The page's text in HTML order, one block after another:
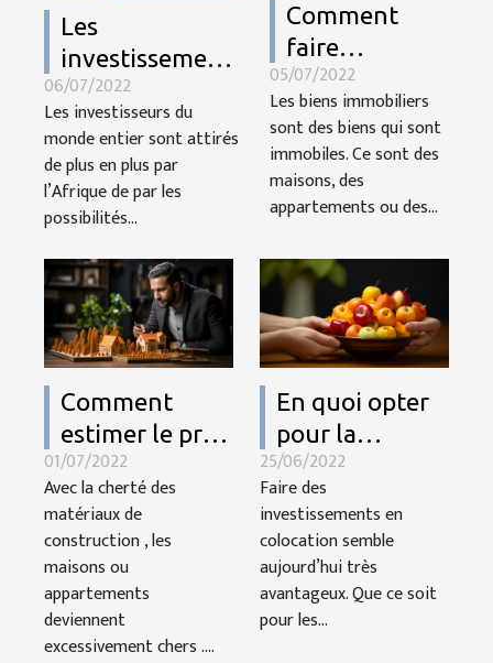
Les
investissements
dans le
continent
africain : ce
qu'il faut savoir
06/07/2022
Les investisseurs du
monde entier sont attirés
de plus en plus par
l’Afrique de par les
possibilités...
Comment
faire
l’estimation
d’un bien
immobilier ?
05/07/2022
Les biens immobiliers
sont des biens qui sont
immobiles. Ce sont des
maisons, des
appartements ou des...
Comment
estimer le prix
de vente de
votre maison
ou
appartement ?
01/07/2022
Avec la cherté des
matériaux de
construction , les
maisons ou
appartements
deviennent
excessivement chers ....
En quoi opter
pour la
colocation est-
elle très
avantageuse ?
25/06/2022
Faire des
investissements en
colocation semble
aujourd’hui très
avantageux. Que ce soit
pour les...